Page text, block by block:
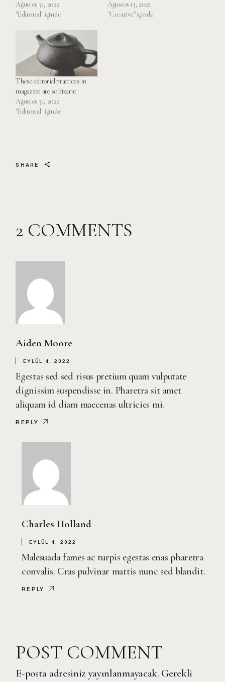
Ağustos 31, 2022
"Editorial" içinde
Ağustos 13, 2022
"Creative" içinde
These editorial practices in
magazine are so bizarre
Ağustos 31, 2022
"Editorial" içinde
SHARE
2 COMMENTS
Aiden Moore
EYLÜL 4, 2022
Egestas sed sed risus pretium quam vulputate
dignissim suspendisse in. Pharetra sit amet
aliquam id diam maecenas ultricies mi.
REPLY
Charles Holland
EYLÜL 4, 2022
Malesuada fames ac turpis egestas enas pharetra
convalis. Cras pulvinar mattis nunc sed blandit.
REPLY
POST COMMENT
E-posta adresiniz yayınlanmayacak. Gerekli